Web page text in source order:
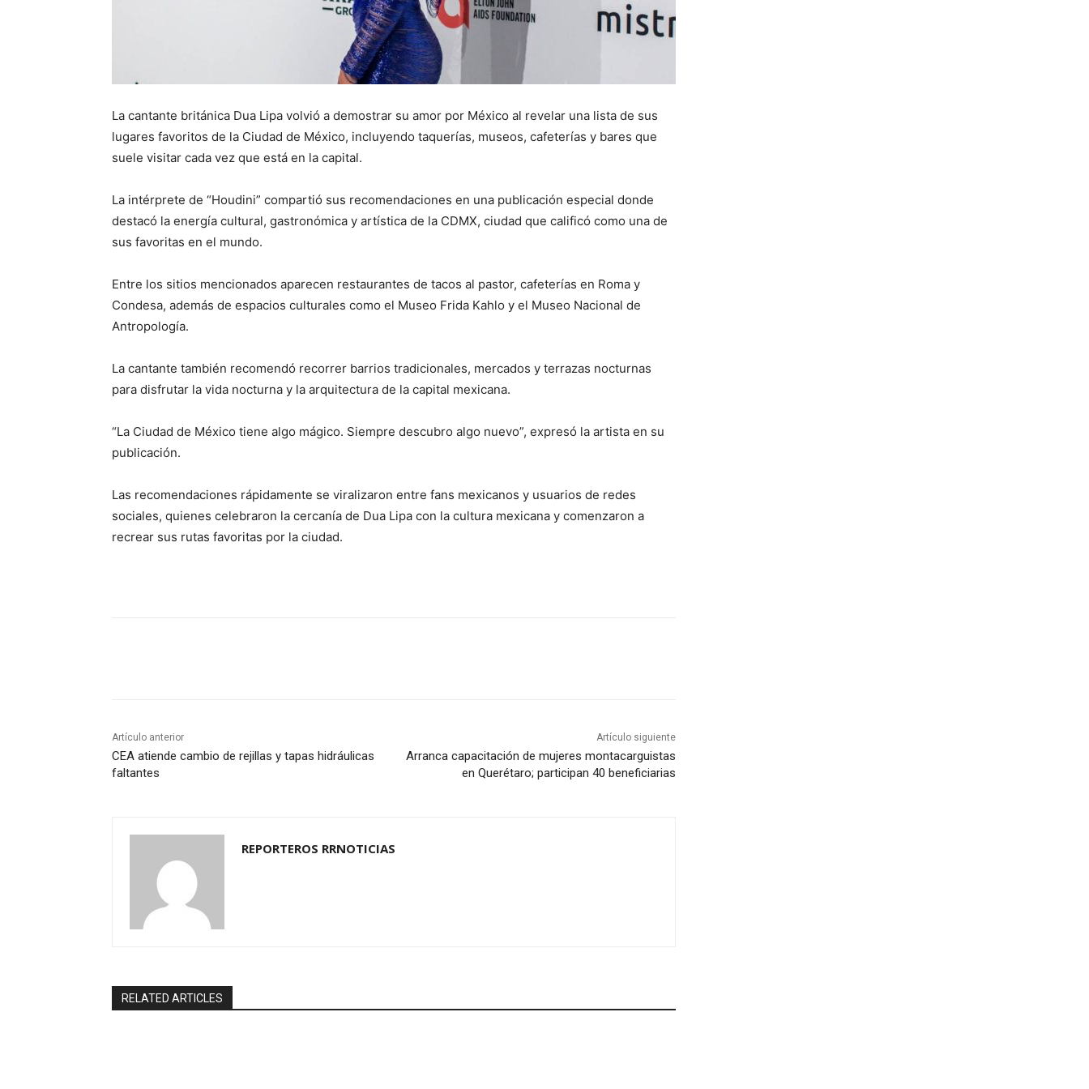
La cantante británica Dua Lipa volvió a demostrar su amor por México al revelar una lista de sus
lugares favoritos de la Ciudad de México, incluyendo taquerías, museos, cafeterías y bares que
suele visitar cada vez que está en la capital.
La intérprete de “Houdini” compartió sus recomendaciones en una publicación especial donde
destacó la energía cultural, gastronómica y artística de la CDMX, ciudad que calificó como una de
sus favoritas en el mundo.
Entre los sitios mencionados aparecen restaurantes de tacos al pastor, cafeterías en Roma y
Condesa, además de espacios culturales como el Museo Frida Kahlo y el Museo Nacional de
Antropología.
La cantante también recomendó recorrer barrios tradicionales, mercados y terrazas nocturnas
para disfrutar la vida nocturna y la arquitectura de la capital mexicana.
“La Ciudad de México tiene algo mágico. Siempre descubro algo nuevo”, expresó la artista en su
publicación.
Las recomendaciones rápidamente se viralizaron entre fans mexicanos y usuarios de redes
sociales, quienes celebraron la cercanía de Dua Lipa con la cultura mexicana y comenzaron a
recrear sus rutas favoritas por la ciudad.
Artículo anterior
CEA atiende cambio de rejillas y tapas hidráulicas
faltantes
Artículo siguiente
Arranca capacitación de mujeres montacarguistas
en Querétaro; participan 40 beneficiarias
REPORTEROS RRNOTICIAS
RELATED ARTICLES